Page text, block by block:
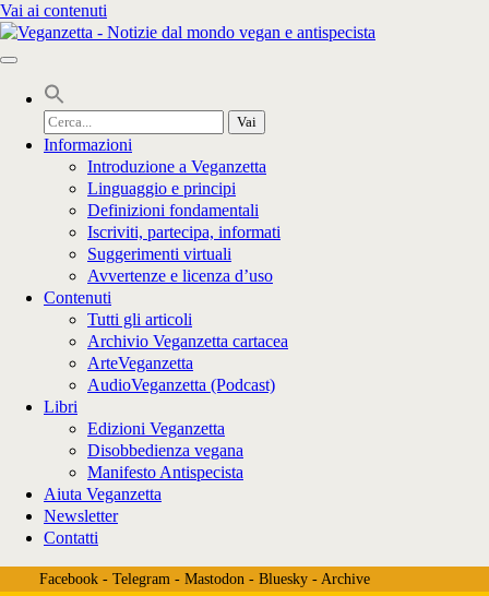
Vai ai contenuti
Cerca
per:
Informazioni
Introduzione a Veganzetta
Linguaggio e principi
Definizioni fondamentali
Iscriviti, partecipa, informati
Suggerimenti virtuali
Avvertenze e licenza d’uso
Contenuti
Tutti gli articoli
Archivio Veganzetta cartacea
ArteVeganzetta
AudioVeganzetta (Podcast)
Libri
Edizioni Veganzetta
Disobbedienza vegana
Manifesto Antispecista
Aiuta Veganzetta
Newsletter
Contatti
Facebook- Telegram- Mastodon- Bluesky- Archive